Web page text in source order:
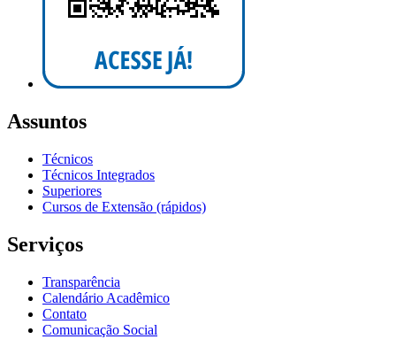
Assuntos
Técnicos
Técnicos Integrados
Superiores
Cursos de Extensão (rápidos)
Serviços
Transparência
Calendário Acadêmico
Contato
Comunicação Social